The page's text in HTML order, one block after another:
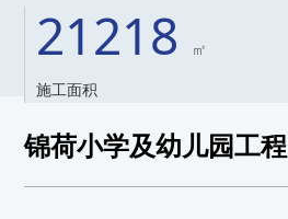
21218
㎡
施工面积
锦荷小学及幼儿园工程